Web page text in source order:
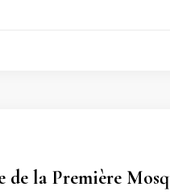
de la Première